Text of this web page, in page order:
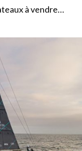
à vendre…